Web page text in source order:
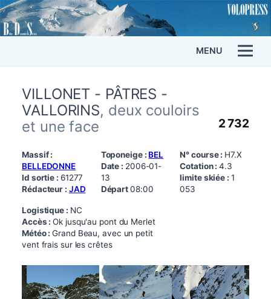
MENU
VILLONET - PÂTRES -
VALLORINS, deux couloirs
et une face
2 732
Massif :
BELLEDONNE
Id sortie : 61277
Rédacteur : JAD
Toponeige : BEL
Date : 2006-01-
13
Départ08:00
N° course : H7.X
Cotation :4.3
limite skiée : 1
053
Logistique : NC
Accès :Ok jusqu'au pont du Merlet
Météo :Grand Beau, avec un petit
vent frais sur les crêtes